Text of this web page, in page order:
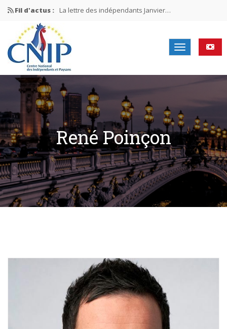
Fil d'actus : La lettre des indépendants Janvier…
La lettre des indépendants Novembre…
La lettre des indépendants Juin…
Mission nationale ÉLECTIONS MUNICIPALES 2026
La lettre des indépendants N°2-2026
René Poinçon